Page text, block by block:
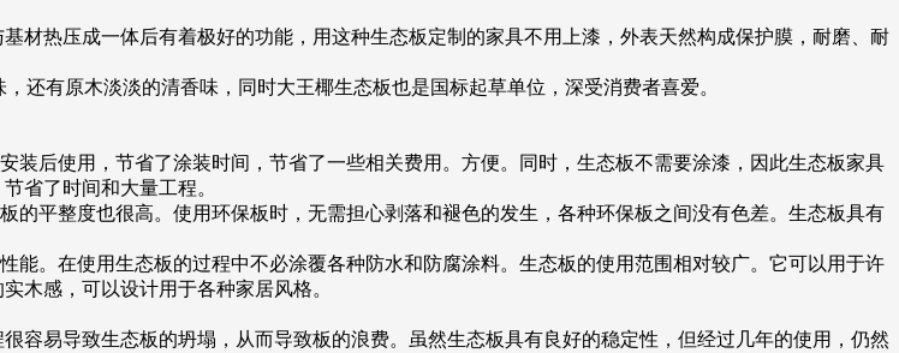
材热压成一体后有着极好的功能，用这种生态板定制的家具不用上漆，外表天然构成保护膜，耐磨、耐
还有原木淡淡的清香味，同时大王椰生态板也是国标起草单位，深受消费者喜爱。
后使用，节省了涂装时间，节省了一些相关费用。方便。同时，生态板不需要涂漆，因此生态板家具
省了时间和大量工程。
平整度也很高。使用环保板时，无需担心剥落和褪色的发生，各种环保板之间没有色差。生态板具有
。在使用生态板的过程中不必涂覆各种防水和防腐涂料。生态板的使用范围相对较广。它可以用于许
木感，可以设计用于各种家居风格。
容易导致生态板的坍塌，从而导致板的浪费。虽然生态板具有良好的稳定性，但经过几年的使用，仍然